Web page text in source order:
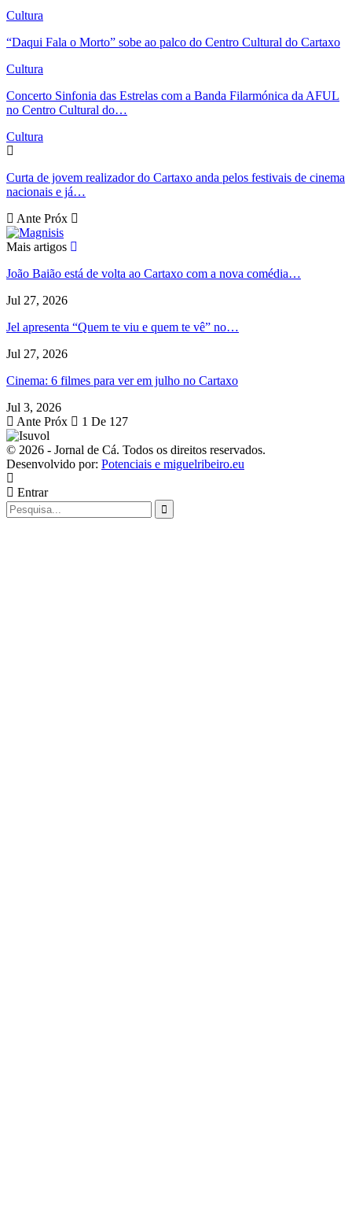
Cultura
“Daqui Fala o Morto” sobe ao palco do Centro Cultural do Cartaxo
Cultura
Concerto Sinfonia das Estrelas com a Banda Filarmónica da AFUL
no Centro Cultural do…
Cultura
Curta de jovem realizador do Cartaxo anda pelos festivais de cinema
nacionais e já…
Ante Próx
Mais artigos
João Baião está de volta ao Cartaxo com a nova comédia…
Jul 27, 2026
Jel apresenta “Quem te viu e quem te vê” no…
Jul 27, 2026
Cinema: 6 filmes para ver em julho no Cartaxo
Jul 3, 2026
Ante Próx 1 De 127
© 2026 - Jornal de Cá. Todos os direitos reservados.
Desenvolvido por: Potenciais e miguelribeiro.eu
Entrar